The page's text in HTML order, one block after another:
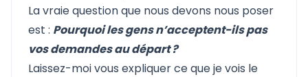
La vraie question que nous devons nous poser
est : Pourquoi les gens n’acceptent-ils pas
vos demandes au départ ?
Laissez-moi vous expliquer ce que je vois le